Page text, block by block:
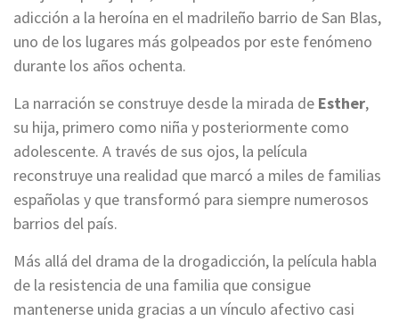
adicción a la heroína en el madrileño barrio de San Blas,
uno de los lugares más golpeados por este fenómeno
durante los años ochenta.
La narración se construye desde la mirada de Esther,
su hija, primero como niña y posteriormente como
adolescente. A través de sus ojos, la película
reconstruye una realidad que marcó a miles de familias
españolas y que transformó para siempre numerosos
barrios del país.
Más allá del drama de la drogadicción, la película habla
de la resistencia de una familia que consigue
mantenerse unida gracias a un vínculo afectivo casi